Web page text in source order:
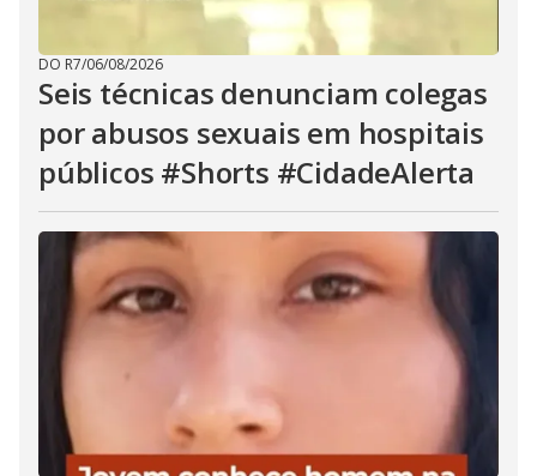
DO R7/06/08/2026
Seis técnicas denunciam colegas
por abusos sexuais em hospitais
públicos #Shorts #CidadeAlerta